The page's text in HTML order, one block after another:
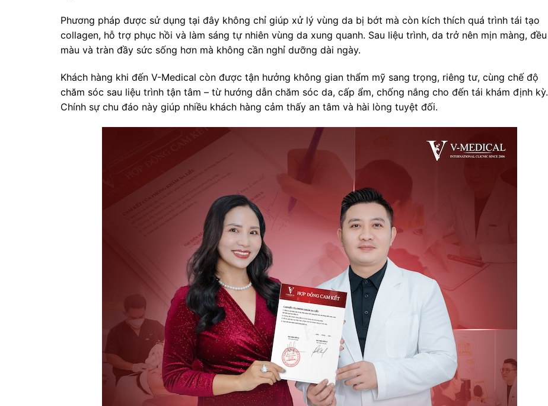
Phương pháp được sử dụng tại đây không chỉ giúp xử lý vùng da bị bớt mà còn kích thích quá trình tái tạo
collagen, hỗ trợ phục hồi và làm sáng tự nhiên vùng da xung quanh. Sau liệu trình, da trở nên mịn màng, đều
màu và tràn đầy sức sống hơn mà không cần nghỉ dưỡng dài ngày.
Khách hàng khi đến V-Medical còn được tận hưởng không gian thẩm mỹ sang trọng, riêng tư, cùng chế độ
chăm sóc sau liệu trình tận tâm – từ hướng dẫn chăm sóc da, cấp ẩm, chống nắng cho đến tái khám định kỳ.
Chính sự chu đáo này giúp nhiều khách hàng cảm thấy an tâm và hài lòng tuyệt đối.